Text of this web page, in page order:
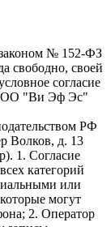
№ 152-ФЗ
свободно, своей
согласие
ООО "Ви Эф Эс"
РФ
Волков, д. 13
1. Согласие
категорий
или
могут
2. Оператор